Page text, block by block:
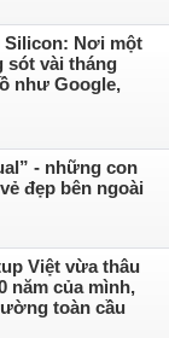
Nơi một
sót vài tháng
như Google,
- những con
đẹp bên ngoài
Việt vừa thâu
năm của mình,
toàn cầu